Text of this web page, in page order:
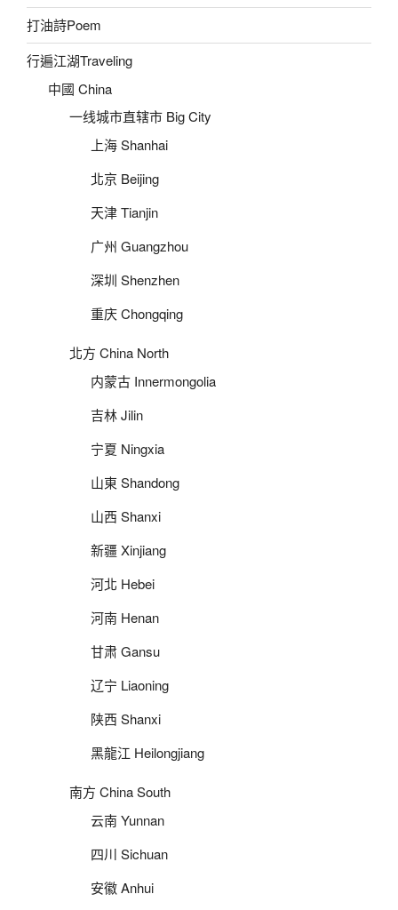
打油詩Poem
行遍江湖Traveling
中國 China
一线城市直辖市 Big City
上海 Shanhai
北京 Beijing
天津 Tianjin
广州 Guangzhou
深圳 Shenzhen
重庆 Chongqing
北方 China North
内蒙古 Innermongolia
吉林 Jilin
宁夏 Ningxia
山東 Shandong
山西 Shanxi
新疆 Xinjiang
河北 Hebei
河南 Henan
甘肃 Gansu
辽宁 Liaoning
陕西 Shanxi
黑龍江 Heilongjiang
南方 China South
云南 Yunnan
四川 Sichuan
安徽 Anhui